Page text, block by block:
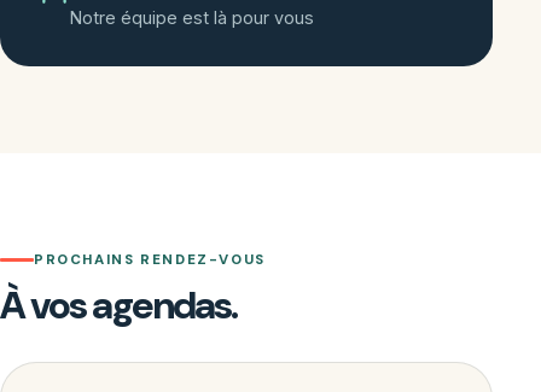
Notre équipe est là pour vous
PROCHAINS RENDEZ-VOUS
À vos agendas.